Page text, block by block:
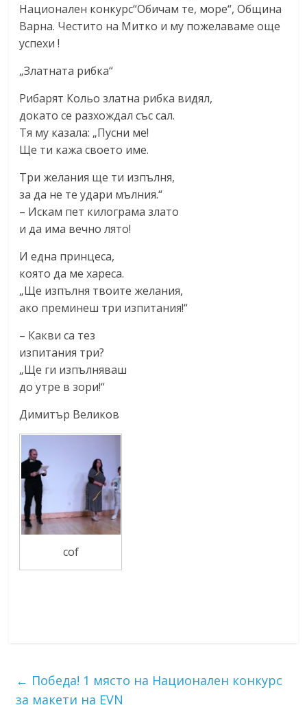
Национален конкурс“Обичам те, море“, Община
Варна. Честито на Митко и му пожелаваме още
успехи !
„Златната рибка“
Рибарят Кольо златна рибка видял,
докато се разхождал със сал.
Тя му казала: „Пусни ме!
Ще ти кажа своето име.
Три желания ще ти изпълня,
за да не те удари мълния.“
– Искам пет килограма злато
и да има вечно лято!
И една принцеса,
която да ме хареса.
„Ще изпълня твоите желания,
ако преминеш три изпитания!“
– Какви са тез
изпитания три?
„Ще ги изпълняваш
до утре в зори!“
Димитър Великов
cof
← Победа! 1 място на Национален конкурс
за макети на EVN